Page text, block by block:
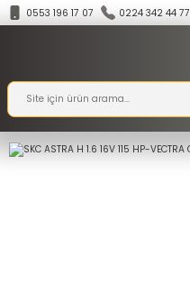
0553 196 17 07 0224 342 44 77